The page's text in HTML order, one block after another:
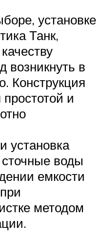
установке
Танк,
возникнуть в
Конструкция
простотой и
установка
воды
емкости
методом